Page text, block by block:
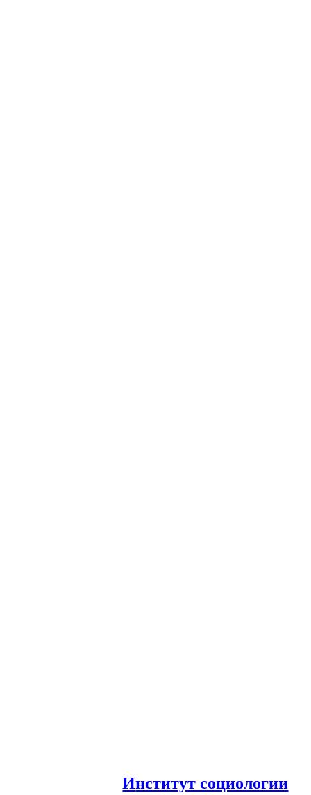
Институт социологии